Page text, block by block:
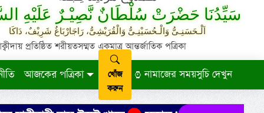
سَيِّدُنَا حَضْرَتْ سُلْطَانٌ نَّصِيْـرٌ عَلَيْهِ
اَلْـحَسَنِـىُّ وَالْـحُسَيْنِـىُّ وَالْقُرَيْشِىُّ، رَاجَارْبَاغُ شَرِيْفٌ، دَاكَا
প্রতিষ্ঠিত শরীয়তসম্মত একমাত্র আন্তর্জাতিক পত্রিকা
আজকের পত্রিকা
খোঁজ
করুন
নামাজের সময়সুচি দেখুন